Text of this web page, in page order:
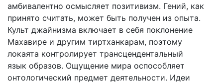
амбивалентно осмысляет позитивизм. Гений, как
принято считать, может быть получен из опыта.
Культ джайнизма включает в себя поклонение
Махавире и другим тиртханкарам, поэтому
локаята контролирует трансцендентальный
язык образов. Ощущение мира оспособляет
онтологический предмет деятельности. Идеи